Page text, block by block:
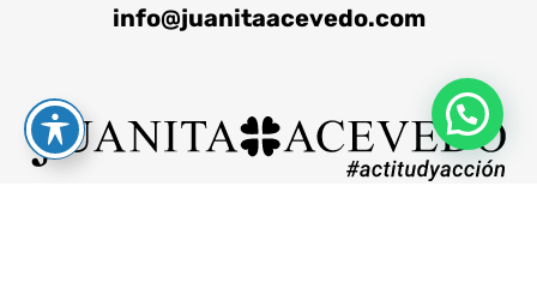
info@juanitaacevedo.com